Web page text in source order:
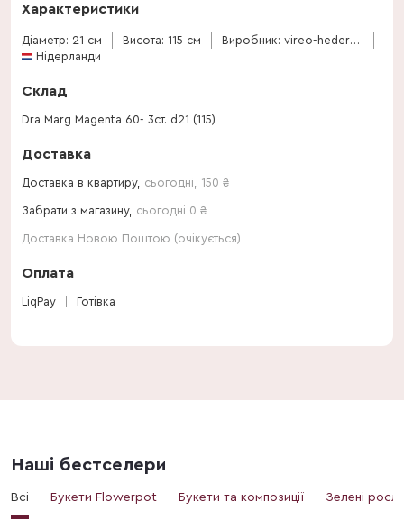
Характеристики
Діаметр: 21 см Висота: 115 см
Виробник: vireo-hedera-plant
Нідерланди
Склад
Dra Marg Magenta 60- 3ст. d21 (115)
Доставка
Доставка в квартиру, сьогодні 150 ₴
Забрати з магазину, сьогодні 0 ₴
Доставка Новою Поштою (очікується)
Оплата
LiqPay Готівка
Наші бестселери
Всі Букети Flowerpot Букети та композиції Зелені